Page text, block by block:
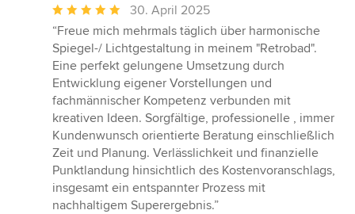
Durchschnittliche
Bewertung:
5
von
5
Sternen
30. April 2025
“Freue mich mehrmals täglich über harmonische
Spiegel-/ Lichtgestaltung in meinem "Retrobad".
Eine perfekt gelungene Umsetzung durch
Entwicklung eigener Vorstellungen und
fachmännischer Kompetenz verbunden mit
kreativen Ideen. Sorgfältige, professionelle , immer
Kundenwunsch orientierte Beratung einschließlich
Zeit und Planung. Verlässlichkeit und finanzielle
Punktlandung hinsichtlich des Kostenvoranschlags,
insgesamt ein entspannter Prozess mit
nachhaltigem Superergebnis.”